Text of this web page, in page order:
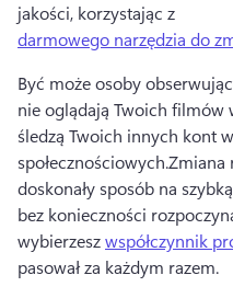
jakości, korzystając z
darmowego narzędzia do
Być może osoby
nie oglądają Twoich filmów
śledzą Twoich innych kont
społecznościowych.Zmiana
doskonały sposób na
bez konieczności
wybierzesz współczynnik
pasował za każdym razem.